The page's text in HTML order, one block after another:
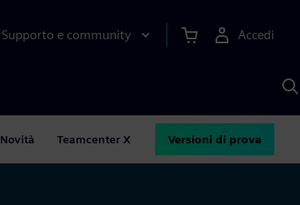
Supporto e community Accedi
Novità Teamcenter X Versioni di prova